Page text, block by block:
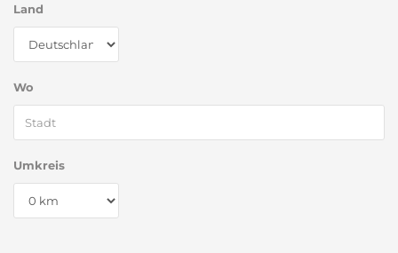
Land
Wo
Umkreis